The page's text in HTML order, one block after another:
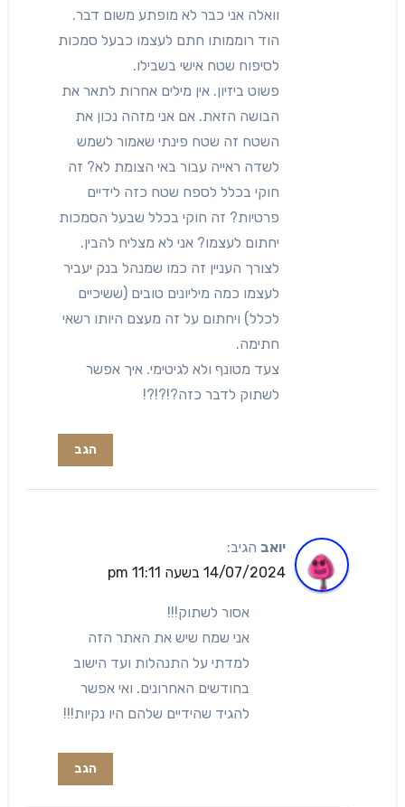
וואלה אני כבר לא מופתע משום דבר.
הוד רוממותו חתם לעצמו כבעל סמכות
לסיפוח שטח אישי בשבילו.
פשוט ביזיון. אין מילים אחרות לתאר את
הבושה הזאת. אם אני מזהה נכון את
השטח זה שטח פינתי שאמור לשמש
לשדה ראייה עבור באי הצומת לא? זה
חוקי בכלל לספח שטח כזה לידיים
פרטיות? זה חוקי בכלל שבעל הסמכות
יחתום לעצמו? אני לא מצליח להבין.
לצורך העניין זה כמו שמנהל בנק יעביר
לעצמו כמה מיליונים טובים (ששיכיים
לכלל) ויחתום על זה מעצם היותו רשאי
חתימה.
צעד מטונף ולא לגיטימי. איך אפשר
לשתוק לדבר כזה?!?!?!
הגב
יואב הגיב:
14/07/2024 בשעה 11:11 pm
אסור לשתוק!!!
אני שמח שיש את האתר הזה
למדתי על התנהלות ועד הישוב
בחודשים האחרונים. ואי אפשר
להגיד שהידיים שלהם היו נקיות!!!
הגב